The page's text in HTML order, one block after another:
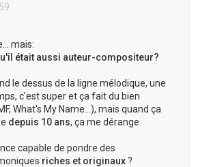
mais:
était aussi auteur-compositeur?
le dessus de la ligne mélodique, une
c'est super et ça fait du bien
What's My Name...), mais quand ça
depuis 10 ans, ça me dérange.
capable de pondre des
riches et originaux?